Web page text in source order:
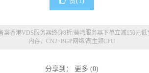
案香港VDS服务器终身8折/葵湾服务器下单立减150元低
内存，CN2+BGP网络/高主频CPU
分享到： 更多 (0)